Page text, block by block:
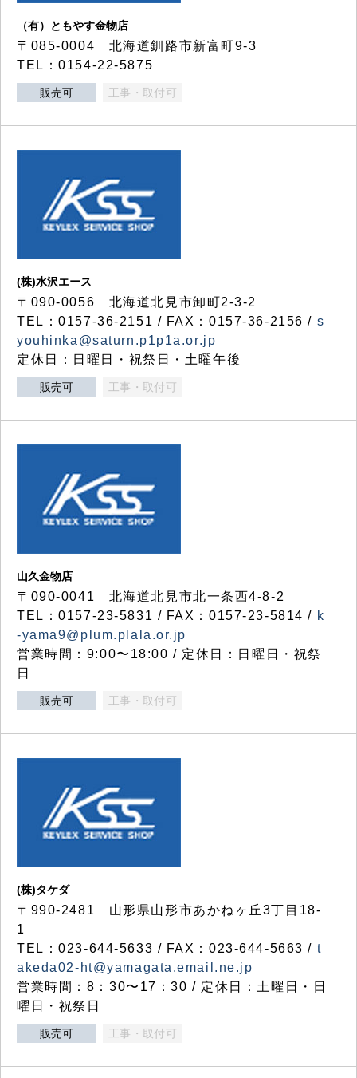
（有）ともやす金物店
〒085-0004 北海道釧路市新富町9-3
TEL：0154-22-5875
販売可 工事・取付可
(株)水沢エース
〒090-0056 北海道北見市卸町2-3-2
TEL：0157-36-2151 / FAX：0157-36-2156 / s
youhinka@saturn.p1p1a.or.jp
定休日：日曜日・祝祭日・土曜午後
販売可 工事・取付可
山久金物店
〒090-0041 北海道北見市北一条西4-8-2
TEL：0157-23-5831 / FAX：0157-23-5814 / k
-yama9@plum.plala.or.jp
営業時間：9:00〜18:00 / 定休日：日曜日・祝祭
日
販売可 工事・取付可
(株)タケダ
〒990-2481 山形県山形市あかねヶ丘3丁目18-
1
TEL：023-644-5633 / FAX：023-644-5663 / t
akeda02-ht@yamagata.email.ne.jp
営業時間：8：30〜17：30 / 定休日：土曜日・日
曜日・祝祭日
販売可 工事・取付可